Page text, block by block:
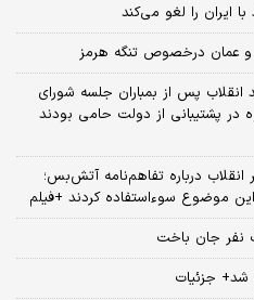
ایران را لغو می‌کند
و عمان درخصوص تنگه هرمز
انقلاب پس از بمباران جلسه شورای
در پشتیبانی از دولت حامی بودند
درباره تفاهم‌نامه آتش‌بس؛
این موضوع سوءاستفاده کردند +فیلم
نفر جان باخت
جزئیات